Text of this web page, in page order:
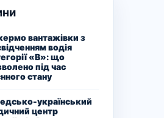
вантажівки з
водія
«В»: що
під час
стану
український
центр